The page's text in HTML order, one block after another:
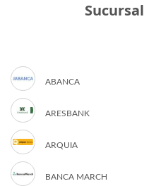
ABANCA
ARESBANK
ARQUIA
BANCA MARCH